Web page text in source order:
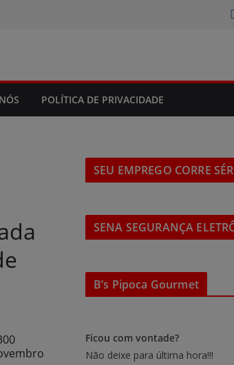
POLÍTICA DE PRIVACIDADE
SEU EMPREGO CORRE
SENA SEGURANÇA
B’s Pipoca Gourmet
Ficou com vontade?
Não deixe para última hora!!!